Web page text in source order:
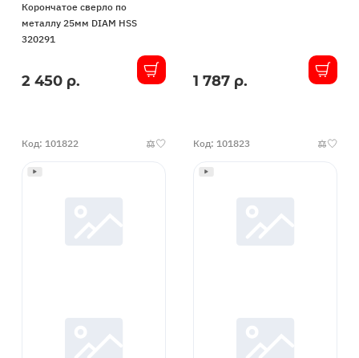
Корончатое сверло по
металлу 25мм DIAM HSS
320291
В
2 450 р.
В1 787 р.
Код: 101822 Код: 101823